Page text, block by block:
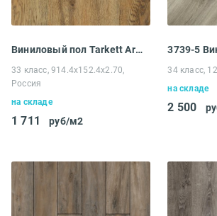
Виниловый пол Tarkett Art Vinyl Epic Alan
33 класс, 914.4x152.4x2.70,
Россия
на складе
1 711 руб/м2
34 класс,
на складе
2 500